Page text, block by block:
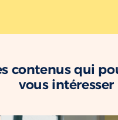
contenus qui
vous intéresser